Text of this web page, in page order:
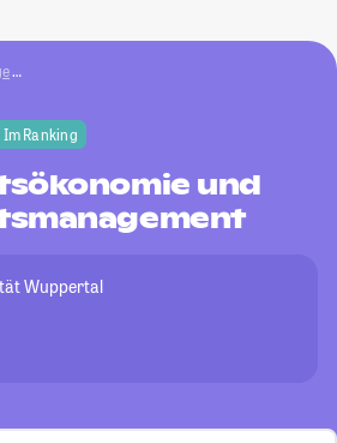
Gesundheitsökonomie und
Im Ranking
und
Wuppertal